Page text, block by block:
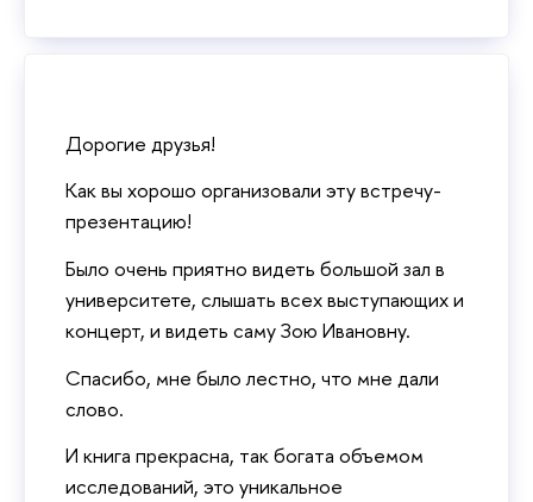
Дорогие друзья!
Как вы хорошо организовали эту встречу-
презентацию!
Было очень приятно видеть большой зал в
университете, слышать всех выступающих и
концерт, и видеть саму Зою Ивановну.
Спасибо, мне было лестно, что мне дали
слово.
И книга прекрасна, так богата объемом
исследований, это уникальное